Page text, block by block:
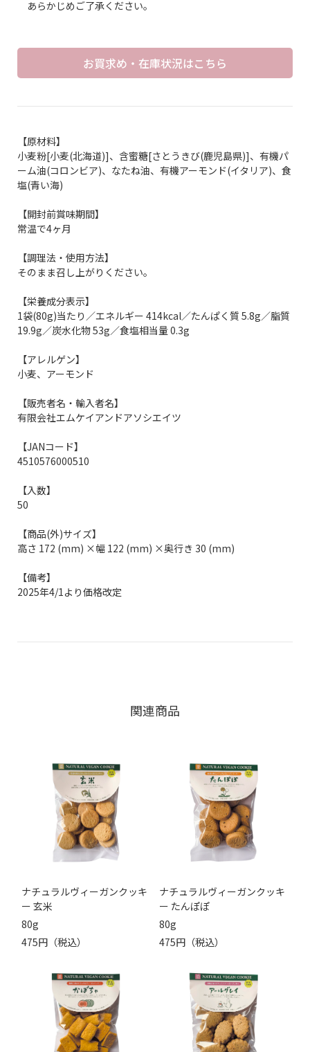
あらかじめご了承ください。
お買求め・在庫状況はこちら
【原材料】
小麦粉[小麦(北海道)]、含蜜糖[さとうきび(鹿児島県)]、有機パ
ーム油(コロンビア)、なたね油、有機アーモンド(イタリア)、食
塩(青い海)
【開封前賞味期間】
常温で4ヶ月
【調理法・使用方法】
そのまま召し上がりください。
【栄養成分表示】
1袋(80g)当たり／エネルギー 414kcal／たんぱく質 5.8g／脂質
19.9g／炭水化物 53g／食塩相当量 0.3g
【アレルゲン】
小麦、アーモンド
【販売者名・輸入者名】
有限会社エムケイアンドアソシエイツ
【JANコード】
4510576000510
【入数】
50
【商品(外)サイズ】
高さ 172 (mm) ×幅 122 (mm) ×奥行き 30 (mm)
【備考】
2025年4/1より価格改定
関連商品
ナチュラルヴィーガンクッキ
ー 玄米
80g
475円（税込）
ナチュラルヴィーガンクッキ
ー たんぽぽ
80g
475円（税込）